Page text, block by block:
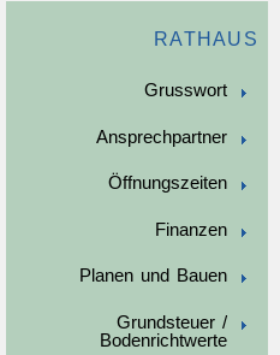
RATHAUS
Grusswort
Ansprechpartner
Öffnungszeiten
Finanzen
Planen und Bauen
Grundsteuer /
Bodenrichtwerte